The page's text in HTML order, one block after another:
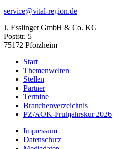
service@vital-region.de
J. Esslinger GmbH & Co. KG
Poststr. 5
75172 Pforzheim
Start
Themenwelten
Stellen
Partner
Termine
Branchenverzeichnis
PZ/AOK-Frühjahrskur 2026
Impressum
Datenschutz